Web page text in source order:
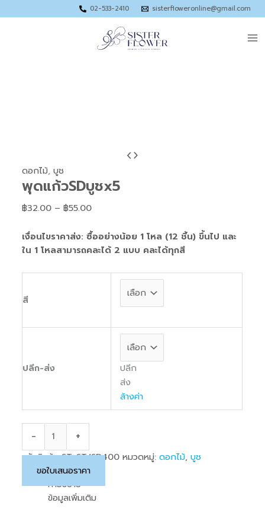
to
02-533-2410 sisterfloweronline@gmail.com
ดอกไม้,บูช
พุดแก้วSDบูชx5
฿32.00 – ฿55.00
฿32.00
through
฿55.00
เงื่อนไขราคาส่ง: ซื้ออย่างน้อย 1 โหล (12 ชิ้น) ขึ้นไป และ
ใน 1 โหลสามารถคละได้ 2 แบบ คละได้ทุกสี
สี
ปลีก-ส่ง
ปลีก
ส่ง
ล้างค่า
-
พุด
แก้วSDบูชx5
ชิ้น
+
รหัสสินค้า:ST-ST/SD400 หมวดหมู่:ดอกไม้,บูช
ขอใบเสนอราคา
คำอธิบาย
ข้อมูลเพิ่มเติม
Price
range:
฿47.00
through
Price
range:
฿33.00
through
Price
range:
฿133.00
through